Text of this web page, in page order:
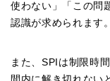
使わない」「この問
認識が求められます。
また、SPIは制限時